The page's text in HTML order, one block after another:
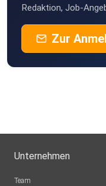
Redaktion, Job-
Zur
Unternehmen
Team